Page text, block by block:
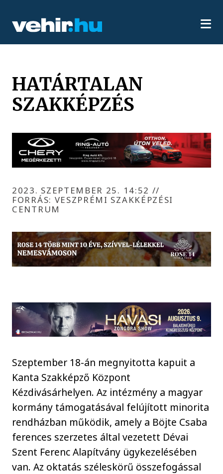
HATÁRTALAN
SZAKKÉPZÉS
2023. SZEPTEMBER 25. 14:52 //
FORRÁS: VESZPRÉMI SZAKKÉPZÉSI
CENTRUM
Szeptember 18-án megnyitotta kapuit a
Kanta Szakképző Központ
Kézdivásárhelyen. Az intézmény a magyar
kormány támogatásával felújított minorita
rendházban működik, amely a Böjte Csaba
ferences szerzetes által vezetett Dévai
Szent Ferenc Alapítvány ügykezelésében
van. Az oktatás széleskörű összefogással